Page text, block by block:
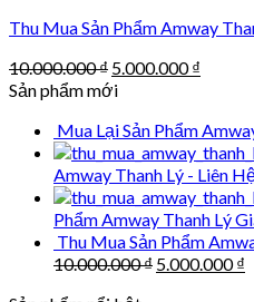
Thu Mua Sản Phẩm Amway
10.000.000₫ Original
price
10.000.000 ₫.
5.000.000₫
Sản phẩm mới
Mua Lại Sản Phẩm
Amway Thanh Lý - Liên
Phẩm Amway Thanh Lý
Thu Mua Sản Phẩm
10.000.000₫ Original
5.000.000₫